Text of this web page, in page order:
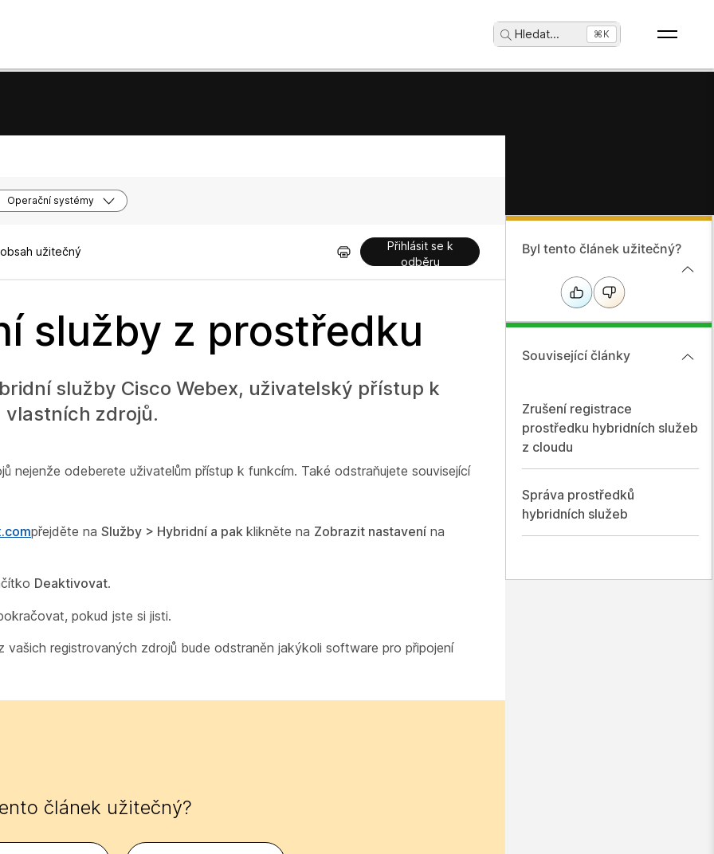
Hledat... ⌘K
Operační systémy
užitečný
Přihlásit se k
odběru
služby z prostředku
služby Cisco Webex, uživatelský přístup k
vlastních zdrojů.
nejenže odeberete uživatelům přístup k funkcím. Také odstraňujete související
přejděte na Služby > Hybridní a pak klikněte na Zobrazit nastavení na
Deaktivovat.
pokud jste si jisti.
vašich registrovaných zdrojů bude odstraněn jakýkoli software pro připojení
článek užitečný?
Byl tento článek užitečný?
Související články
Zrušení registrace
prostředku hybridních služeb
z cloudu
Správa prostředků
hybridních služeb